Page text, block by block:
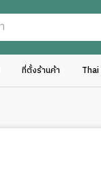
ที่ตั้งร้านค้า